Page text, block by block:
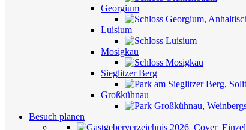
Georgium
Luisium
Mosigkau
Sieglitzer Berg
Großkühnau
Besuch planen